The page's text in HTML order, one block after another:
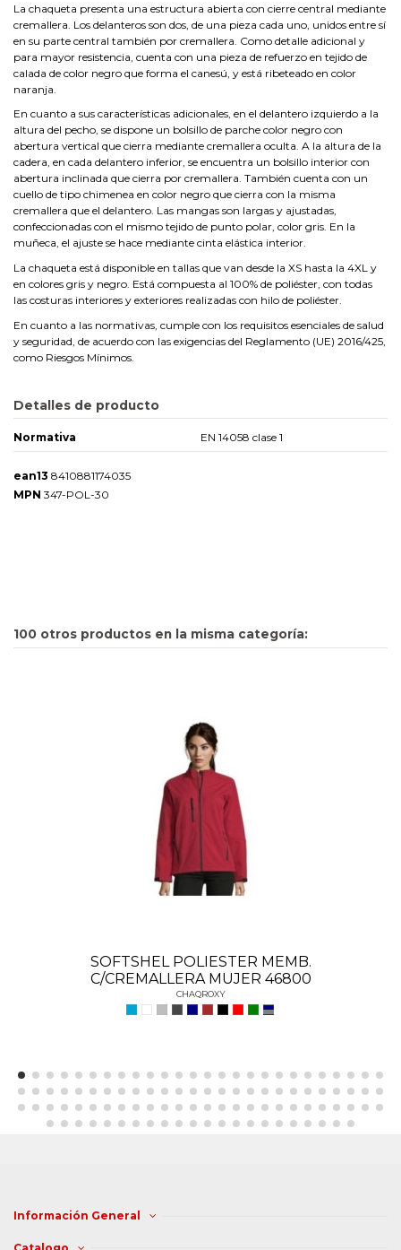
La chaqueta presenta una estructura abierta con cierre central mediante
cremallera. Los delanteros son dos, de una pieza cada uno, unidos entre sí
en su parte central también por cremallera. Como detalle adicional y
para mayor resistencia, cuenta con una pieza de refuerzo en tejido de
calada de color negro que forma el canesú, y está ribeteado en color
naranja.
En cuanto a sus características adicionales, en el delantero izquierdo a la
altura del pecho, se dispone un bolsillo de parche color negro con
abertura vertical que cierra mediante cremallera oculta. A la altura de la
cadera, en cada delantero inferior, se encuentra un bolsillo interior con
abertura inclinada que cierra por cremallera. También cuenta con un
cuello de tipo chimenea en color negro que cierra con la misma
cremallera que el delantero. Las mangas son largas y ajustadas,
confeccionadas con el mismo tejido de punto polar, color gris. En la
muñeca, el ajuste se hace mediante cinta elástica interior.
La chaqueta está disponible en tallas que van desde la XS hasta la 4XL y
en colores gris y negro. Está compuesta al 100% de poliéster, con todas
las costuras interiores y exteriores realizadas con hilo de poliéster.
En cuanto a las normativas, cumple con los requisitos esenciales de salud
y seguridad, de acuerdo con las exigencias del Reglamento (UE) 2016/425,
como Riesgos Mínimos.
Detalles de producto
Normativa EN 14058 clase 1
ean13 8410881174035
MPN 347-POL-30
100 otros productos en la misma categoría:
SOFTSHEL POLIESTER MEMB.
C/CREMALLERA MUJER 46800
CHAQROXY
Información General